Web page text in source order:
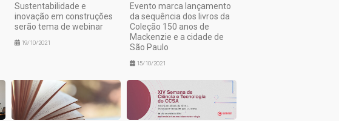
Sustentabilidade e
inovação em construções
serão tema de webinar
19/10/2021
Evento marca lançamento
da sequência dos livros da
Coleção 150 anos de
Mackenzie e a cidade de
São Paulo
15/10/2021